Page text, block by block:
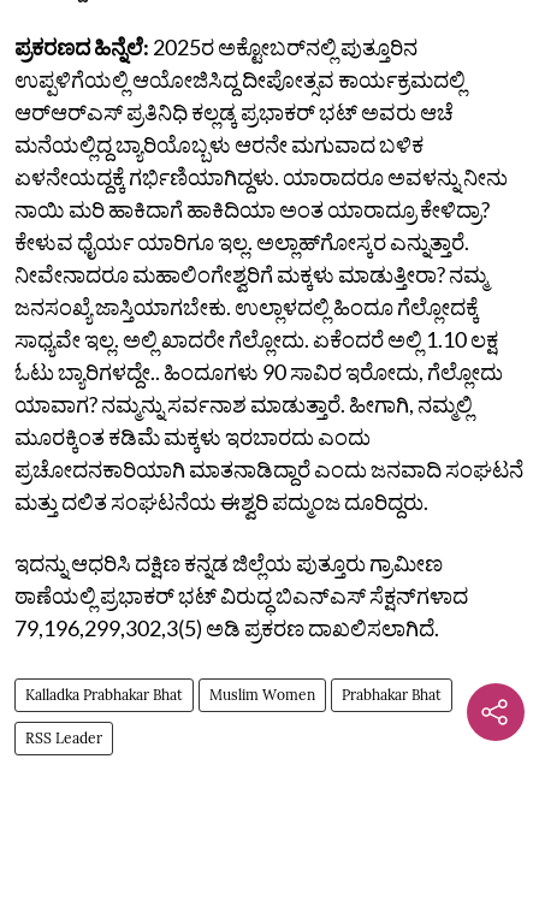
ಪ್ರಕರಣದ ಹಿನ್ನೆಲೆ: 2025ರ ಅಕ್ಟೋಬರ್‌ನಲ್ಲಿ ಪುತ್ತೂರಿನ
ಉಪ್ಪಳಿಗೆಯಲ್ಲಿ ಆಯೋಜಿಸಿದ್ದ ದೀಪೋತ್ಸವ ಕಾರ್ಯಕ್ರಮದಲ್ಲಿ
ಆರ್‌ಆರ್‌ಎಸ್‌ ಪ್ರತಿನಿಧಿ ಕಲ್ಲಡ್ಕ ಪ್ರಭಾಕರ್‌ ಭಟ್‌ ಅವರು ಆಚೆ
ಮನೆಯಲ್ಲಿದ್ದ ಬ್ಯಾರಿಯೊಬ್ಬಳು ಆರನೇ ಮಗುವಾದ ಬಳಿಕ
ಏಳನೇಯದ್ದಕ್ಕೆ ಗರ್ಭಿಣಿಯಾಗಿದ್ದಳು. ಯಾರಾದರೂ ಅವಳನ್ನು ನೀನು
ನಾಯಿ ಮರಿ ಹಾಕಿದಾಗೆ ಹಾಕಿದಿಯಾ ಅಂತ ಯಾರಾದ್ರೂ ಕೇಳಿದ್ರಾ?
ಕೇಳುವ ಧೈರ್ಯ ಯಾರಿಗೂ ಇಲ್ಲ. ಅಲ್ಲಾಹ್‌ಗೋಸ್ಕರ ಎನ್ನುತ್ತಾರೆ.
ನೀವೇನಾದರೂ ಮಹಾಲಿಂಗೇಶ್ವರಿಗೆ ಮಕ್ಕಳು ಮಾಡುತ್ತೀರಾ? ನಮ್ಮ
ಜನಸಂಖ್ಯೆ ಜಾಸ್ತಿಯಾಗಬೇಕು. ಉಲ್ಲಾಳದಲ್ಲಿ ಹಿಂದೂ ಗೆಲ್ಲೋದಕ್ಕೆ
ಸಾಧ್ಯವೇ ಇಲ್ಲ. ಅಲ್ಲಿ ಖಾದರೇ ಗೆಲ್ಲೋದು. ಏಕೆಂದರೆ ಅಲ್ಲಿ 1.10 ಲಕ್ಷ
ಓಟು ಬ್ಯಾರಿಗಳದ್ದೇ.. ಹಿಂದೂಗಳು 90 ಸಾವಿರ ಇರೋದು, ಗೆಲ್ಲೋದು
ಯಾವಾಗ? ನಮ್ಮನ್ನು ಸರ್ವನಾಶ ಮಾಡುತ್ತಾರೆ. ಹೀಗಾಗಿ, ನಮ್ಮಲ್ಲಿ
ಮೂರಕ್ಕಿಂತ ಕಡಿಮೆ ಮಕ್ಕಳು ಇರಬಾರದು ಎಂದು
ಪ್ರಚೋದನಕಾರಿಯಾಗಿ ಮಾತನಾಡಿದ್ದಾರೆ ಎಂದು ಜನವಾದಿ ಸಂಘಟನೆ
ಮತ್ತು ದಲಿತ ಸಂಘಟನೆಯ ಈಶ್ವರಿ ಪದ್ಮುಂಜ ದೂರಿದ್ದರು.
ಇದನ್ನು ಆಧರಿಸಿ ದಕ್ಷಿಣ ಕನ್ನಡ ಜಿಲ್ಲೆಯ ಪುತ್ತೂರು ಗ್ರಾಮೀಣ
ಠಾಣೆಯಲ್ಲಿ ಪ್ರಭಾಕರ್‌ ಭಟ್‌ ವಿರುದ್ಧ ಬಿಎನ್‌ಎಸ್‌ ಸೆಕ್ಷನ್‌ಗಳಾದ
79,196,299,302,3(5) ಅಡಿ ಪ್ರಕರಣ ದಾಖಲಿಸಲಾಗಿದೆ.
Kalladka Prabhakar Bhat Muslim Women Prabhakar Bhat
RSS Leader